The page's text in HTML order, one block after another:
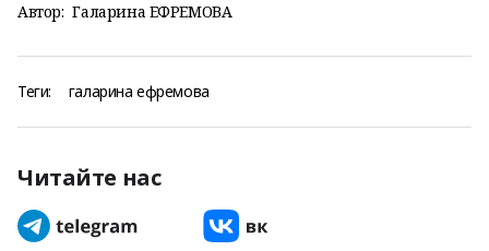
Автор: Галарина ЕФРЕМОВА
Теги: галарина ефремова
Читайте нас